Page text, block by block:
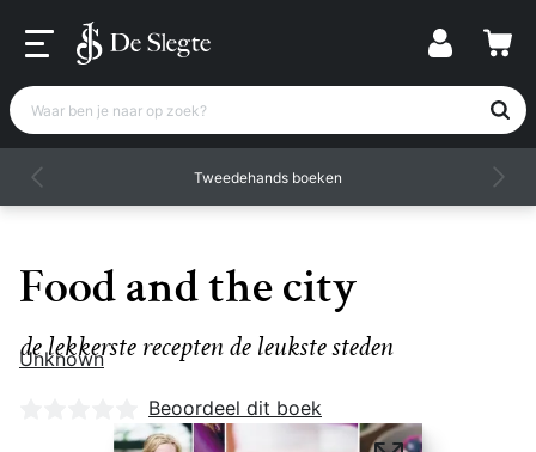
Waar ben je naar op zoek?
Tweedehands boeken
Food and the city
de lekkerste recepten de leukste steden
Unknown
Nog geen beoordelingen
Beoordeel dit boek